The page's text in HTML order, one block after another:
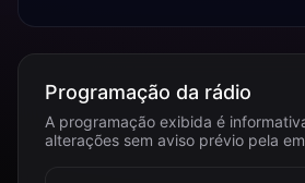
Programação da rádio
A programação exibida é
alterações sem aviso prévio pela